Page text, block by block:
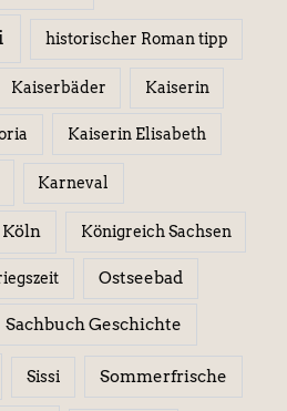
historischer Roman tipp
Kaiserbäder Kaiserin
Kaiserin Elisabeth
Karneval
Köln Königreich Sachsen
Ostseebad
Sachbuch Geschichte
Sissi Sommerfrische